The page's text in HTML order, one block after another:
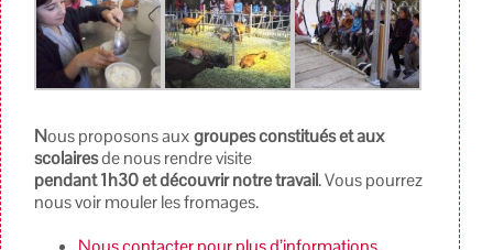
Nous proposons auxgroupes constitués et aux
scolairesde nous rendre visite
pendant 1h30 et découvrir notre travail. Vous pourrez
nous voir mouler les fromages.